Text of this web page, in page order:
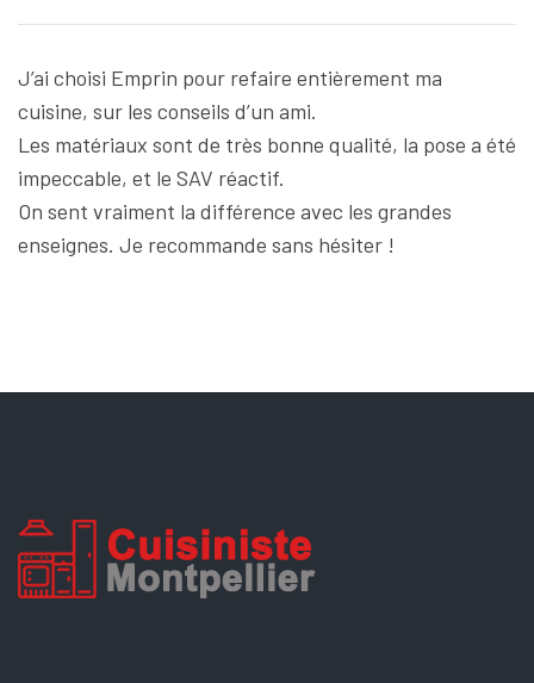
J’ai choisi Emprin pour refaire entièrement ma
cuisine, sur les conseils d’un ami.
Les matériaux sont de très bonne qualité, la pose a été
impeccable, et le SAV réactif.
On sent vraiment la différence avec les grandes
enseignes. Je recommande sans hésiter !